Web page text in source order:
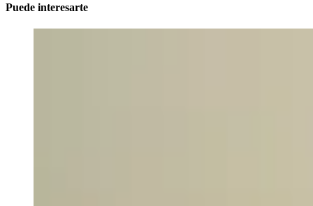
Puede interesarte